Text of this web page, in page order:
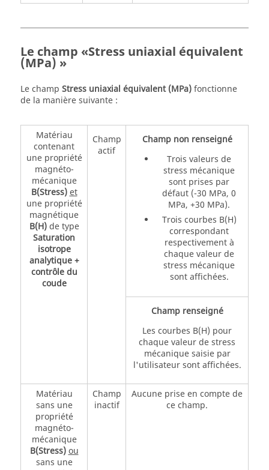
Le champ «Stress uniaxial équivalent
(MPa) »
Le champ Stress uniaxial équivalent (MPa)fonctionne
de la manière suivante :
Matériau
contenant
une propriété
magnéto-
mécanique
B(Stress) et
une propriété
magnétique
B(H)de type
Saturation
isotrope
analytique +
contrôle du
coude
Champ
actif
Champ non renseigné
Trois valeurs de
stress mécanique
sont prises par
défaut (-30 MPa, 0
MPa, +30 MPa).
Trois courbes B(H)
correspondant
respectivement à
chaque valeur de
stress mécanique
sont affichées.
Champ renseigné
Les courbes B(H) pour
chaque valeur de stress
mécanique saisie par
l'utilisateur sont affichées.
Matériau
sans une
propriété
magnéto-
mécanique
B(Stress) ou
sans une
Champ
inactif
Aucune prise en compte de
ce champ.